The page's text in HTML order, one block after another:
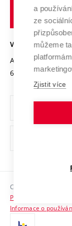
Transfer znalostí
Open Science
Projekty
Projekty ze
Specifický výzkum
Mezinárodní
Univerzitní sítě
Podnikavá
Bezpečná
Vyznamenání
Organizační
Ochrana
Sociální bezpečí
HR Award
VYSOKÉ UČENÍ
Antonínská 548/1
602 00 Brno
Copyright © 2026 VUT
Prohlášení o
Informace o
a
ze
můžeme
Zjistit více